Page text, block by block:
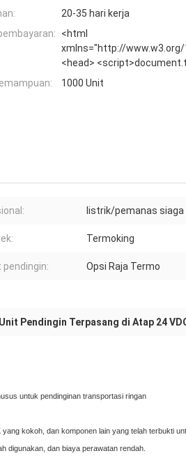
20-35 hari kerja
<html
xmlns="http://
<head>
1000 Unit
listrik/pemanas siaga
Termoking
pendingin: Opsi Raja Termo
Unit Pendingin Terpasang di Atap 24
untuk pendinginan transportasi ringan
kokoh, dan komponen lain yang telah terbukti
digunakan, dan biaya perawatan rendah.